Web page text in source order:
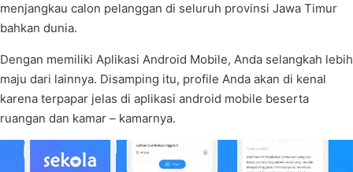
menjangkau calon pelanggan di seluruh provinsi Jawa Timur
bahkan dunia.
Dengan memiliki Aplikasi Android Mobile, Anda selangkah lebih
maju dari lainnya. Disamping itu, profile Anda akan di kenal
karena terpapar jelas di aplikasi android mobile beserta
ruangan dan kamar – kamarnya.